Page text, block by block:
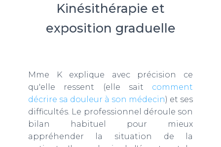
Kinésithérapie et
exposition graduelle
Mme K explique avec précision ce
qu'elle ressent (elle sait comment
décrire sa douleur à son médecin) et ses
difficultés. Le professionnel déroule son
bilan habituel pour mieux
appréhender la situation de la